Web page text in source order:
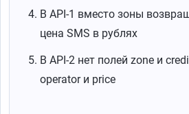
В API-1 вместо зоны
цена SMS в рублях
В API-2 нет полей zone и
operator и price